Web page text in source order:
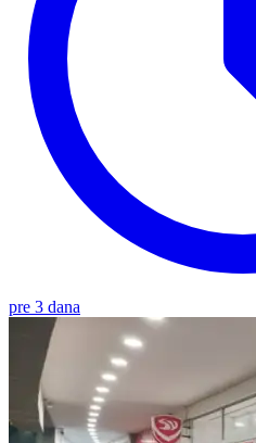
pre 3 dana